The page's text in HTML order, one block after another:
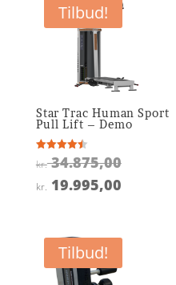
Tilbud!
Star Trac Human Sport
Pull Lift – Demo
Vurderet
4.5
kr.34.875,00Den
kr.
kr. 19.995,00Den
kr.
Tilbud!